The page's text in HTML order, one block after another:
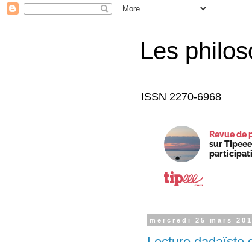
Les
ISSN 2270-6968
Revue
sur
mercredi 25 mars